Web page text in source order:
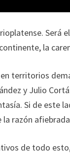
Será
la
territorios
y Julio
Si de este
razón
de todo